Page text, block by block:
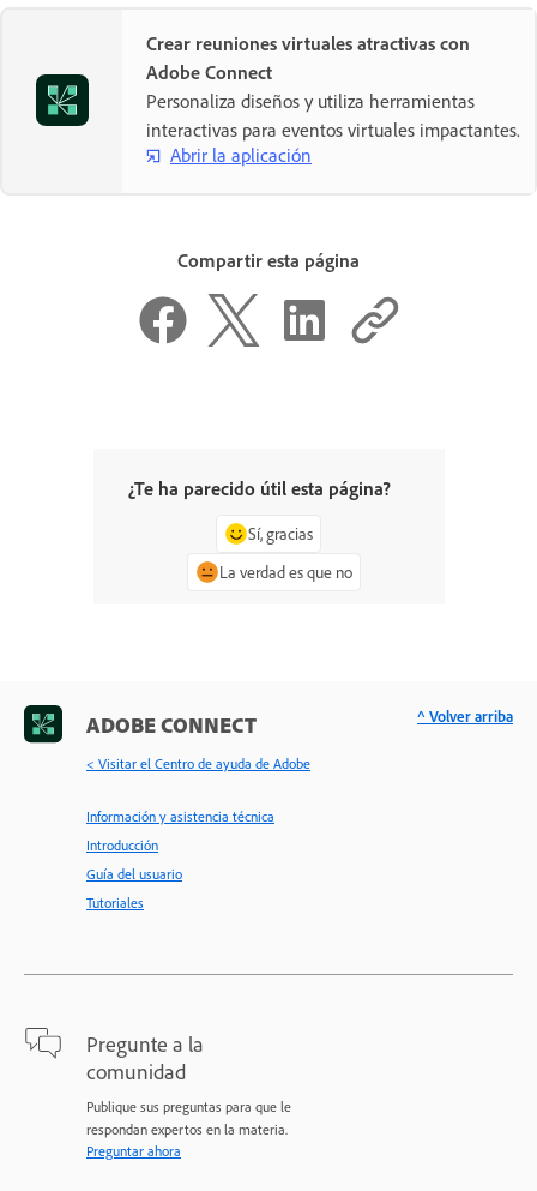
Crear reuniones virtuales atractivas con
Adobe Connect
Personaliza diseños y utiliza herramientas
interactivas para eventos virtuales impactantes.
Abrir la aplicación
Compartir esta página
¿Te ha parecido útil esta página?
Sí, gracias
La verdad es que no
ADOBE CONNECT
< Visitar el Centro de ayuda de Adobe
Información y asistencia técnica
Introducción
Guía del usuario
Tutoriales
Pregunte a la
comunidad
Publique sus preguntas para que le
respondan expertos en la materia.
Preguntar ahora
^ Volver arriba